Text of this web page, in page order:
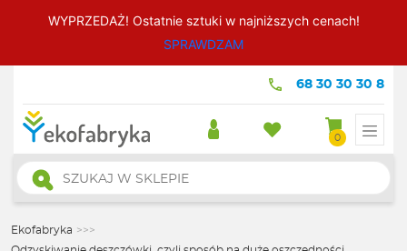
WYPRZEDAŻ! Ostatnie sztuki w najniższych cenach!
SPRAWDZAM
68 30 30 30 8
0
Wyszukiwarka
produktów
Ekofabryka >>>